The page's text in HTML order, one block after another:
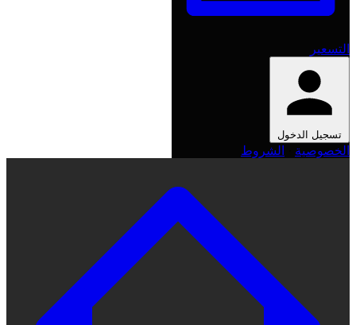
التسعير
تسجيل الدخول
الخصوصية الشروط